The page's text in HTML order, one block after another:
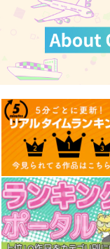
産経新聞社
1,300 円 （税込）
サンプル